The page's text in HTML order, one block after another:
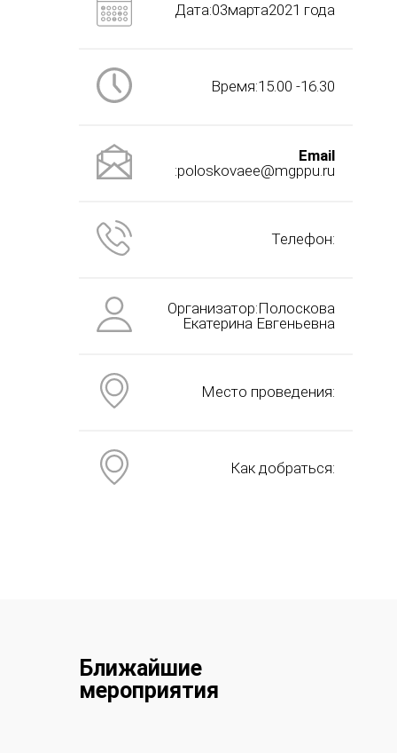
Дата:03марта2021 года
Время:15.00 -16.30
Email
:poloskovaee@mgppu.ru
Телефон:
Организатор:Полоскова
Екатерина Евгеньевна
Место проведения:
Как добраться:
Ближайшие
мероприятия